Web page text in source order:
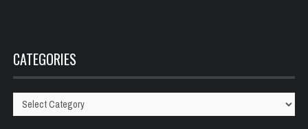
CATEGORIES
Categories